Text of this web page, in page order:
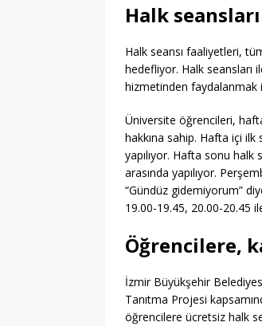
Halk
Halk seansı faaliyetleri,
hedefliyor. Halk seansları
hizmetinden faydalanmak
Üniversite öğrencileri,
hakkına sahip. Hafta içi
yapılıyor. Hafta sonu halk
arasında yapılıyor.
“Gündüz gidemiyorum”
19.00-19.45, 20.00-20.45
Öğrencilere,
İzmir Büyükşehir
Tanıtma Projesi
öğrencilere ücretsiz halk